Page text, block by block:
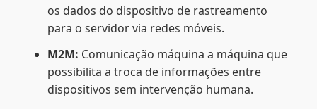
os dados do dispositivo de rastreamento
para o servidor via redes móveis.
M2M: Comunicação máquina a máquina que
possibilita a troca de informações entre
dispositivos sem intervenção humana.